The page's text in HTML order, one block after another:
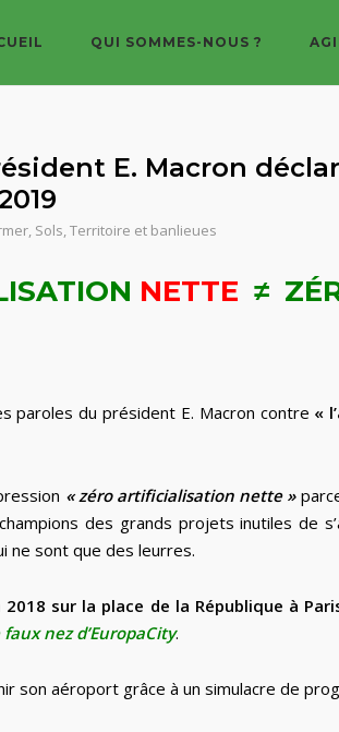
QUI SOMMES-NOUS ?
E. Macron
, Sols,Territoire et banlieues
NETTE ≠
paroles du président E. Macron contre «
« zéro artificialisation nette »
des grands projets inutiles de
ne sont que des leurres.
2018 sur la place de la République à
nez d’EuropaCity.
son aéroport grâce à un simulacre de